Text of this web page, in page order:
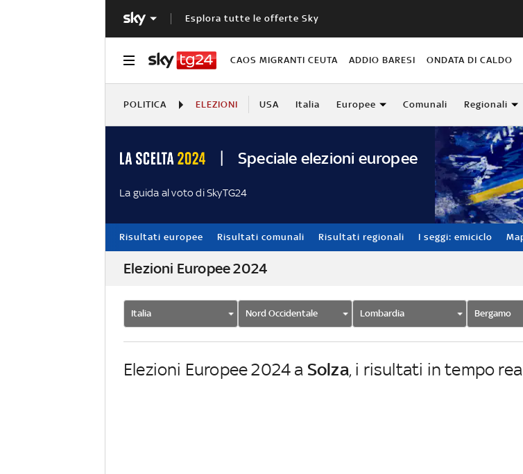
Esplora tutte le offerte Sky
CAOS MIGRANTI CEUTA ADDIO BARESI ONDATA DI CALDO
POLITICA ELEZIONI USA Italia Europee Comunali Regionali
Speciale elezioni europee
La guida al voto di SkyTG24
Risultati europee Risultati comunali Risultati regionali I seggi: emiciclo
Elezioni Europee 2024
Italia Nord Occidentale Lombardia Bergamo
Elezioni Europee 2024 a Solza, i risultati in tempo